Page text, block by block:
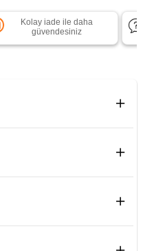
Kolay iade ile daha
güvendesiniz